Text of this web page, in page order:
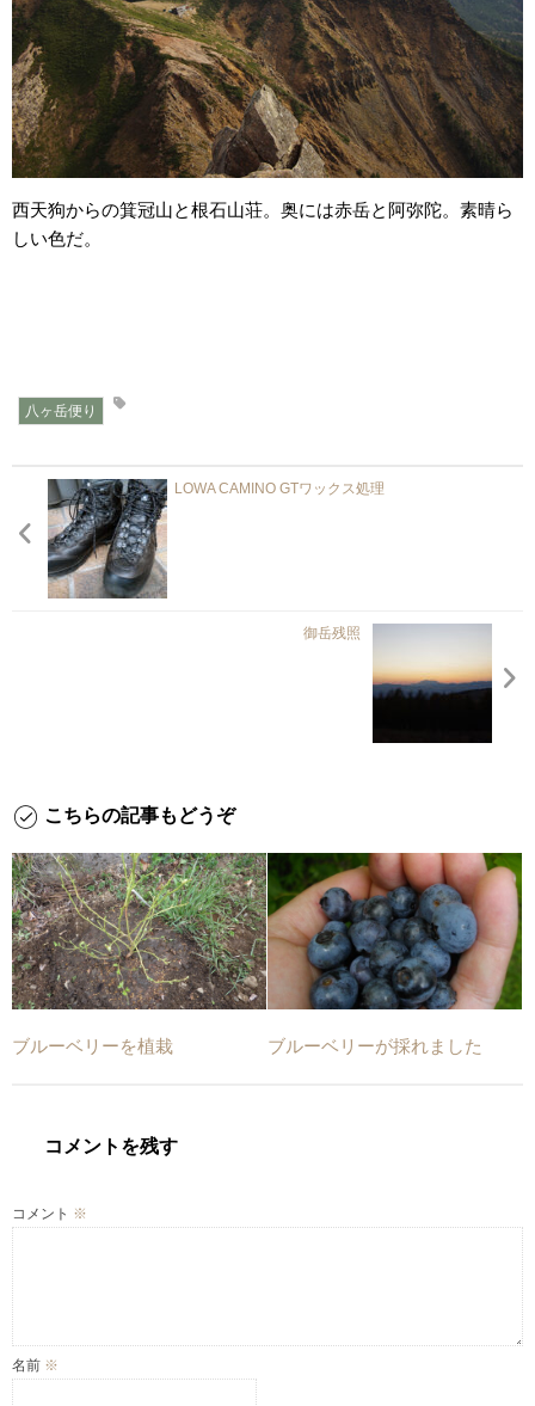
西天狗からの箕冠山と根石山荘。奥には赤岳と阿弥陀。素晴ら
しい色だ。
八ヶ岳便り
LOWA CAMINO GTワックス処理
御岳残照
こちらの記事もどうぞ
ブルーベリーを植栽 ブルーベリーが採れました
コメントを残す
コメント ※
名前 ※